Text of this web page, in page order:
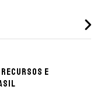
recursos e